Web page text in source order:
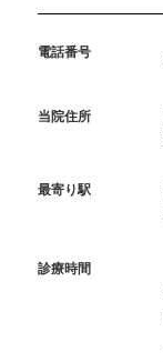
電話番号
当院住所
最寄り駅
診療時間